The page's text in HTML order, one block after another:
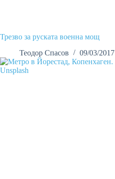
Трезво за руската военна мощ
Теодор Спасов
09/03/2017